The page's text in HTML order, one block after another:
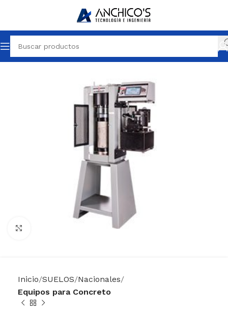
Inicio SUELOS Nacionales
Equipos para Concreto